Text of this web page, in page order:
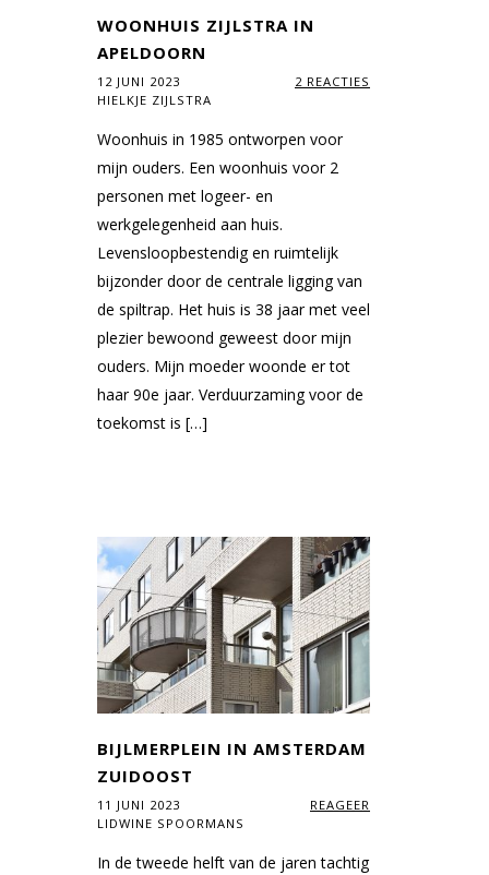
WOONHUIS ZIJLSTRA IN
APELDOORN
12 JUNI 2023
2 REACTIES
HIELKJE ZIJLSTRA
Woonhuis in 1985 ontworpen voor
mijn ouders. Een woonhuis voor 2
personen met logeer- en
werkgelegenheid aan huis.
Levensloopbestendig en ruimtelijk
bijzonder door de centrale ligging van
de spiltrap. Het huis is 38 jaar met veel
plezier bewoond geweest door mijn
ouders. Mijn moeder woonde er tot
haar 90e jaar. Verduurzaming voor de
toekomst is […]
BIJLMERPLEIN IN AMSTERDAM
ZUIDOOST
11 JUNI 2023
REAGEER
LIDWINE SPOORMANS
In de tweede helft van de jaren tachtig